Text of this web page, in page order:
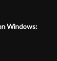
Windows: